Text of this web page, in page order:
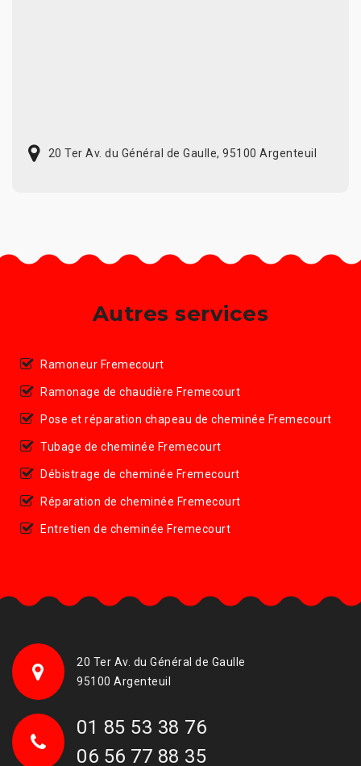
20 Ter Av. du Général de Gaulle, 95100 Argenteuil
Autres services
Ramoneur Fremecourt
Ramonage de chaudière Fremecourt
Pose et réparation chapeau de cheminée Fremecourt
Tubage de cheminée Fremecourt
Débistrage de cheminée Fremecourt
Réparation de cheminée Fremecourt
Entretien de cheminée Fremecourt
20 Ter Av. du Général de Gaulle
95100 Argenteuil
01 85 53 38 76
06 56 77 88 35